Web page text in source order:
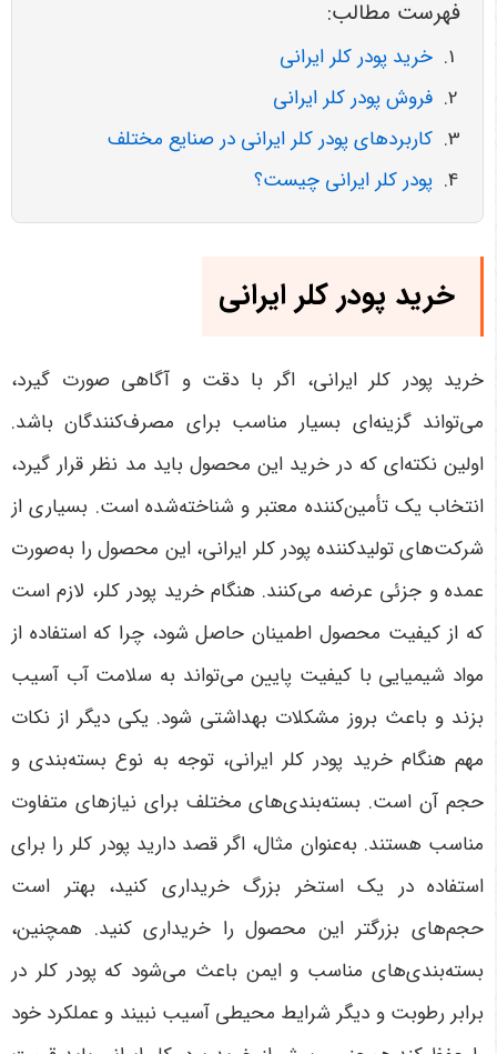
فهرست مطالب:
خرید پودر کلر ایرانی
فروش پودر کلر ایرانی
کاربردهای پودر کلر ایرانی در صنایع مختلف
پودر کلر ایرانی چیست؟
خرید پودر کلر ایرانی
خرید پودر کلر ایرانی، اگر با دقت و آگاهی صورت گیرد،
می‌تواند گزینه‌ای بسیار مناسب برای مصرف‌کنندگان باشد.
اولین نکته‌ای که در خرید این محصول باید مد نظر قرار گیرد،
انتخاب یک تأمین‌کننده معتبر و شناخته‌شده است. بسیاری از
شرکت‌های تولیدکننده پودر کلر ایرانی، این محصول را به‌صورت
عمده و جزئی عرضه می‌کنند. هنگام خرید پودر کلر، لازم است
که از کیفیت محصول اطمینان حاصل شود، چرا که استفاده از
مواد شیمیایی با کیفیت پایین می‌تواند به سلامت آب آسیب
بزند و باعث بروز مشکلات بهداشتی شود. یکی دیگر از نکات
مهم هنگام خرید پودر کلر ایرانی، توجه به نوع بسته‌بندی و
حجم آن است. بسته‌بندی‌های مختلف برای نیازهای متفاوت
مناسب هستند. به‌عنوان مثال، اگر قصد دارید پودر کلر را برای
استفاده در یک استخر بزرگ خریداری کنید، بهتر است
حجم‌های بزرگتر این محصول را خریداری کنید. همچنین،
بسته‌بندی‌های مناسب و ایمن باعث می‌شود که پودر کلر در
برابر رطوبت و دیگر شرایط محیطی آسیب نبیند و عملکرد خود